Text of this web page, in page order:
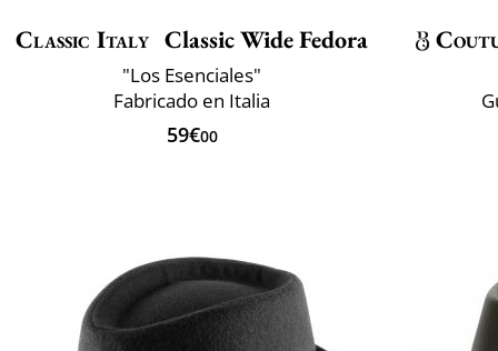
Classic Italy Classic Wide Fedora
"Los Esenciales"
Fabricado en Italia
59€00